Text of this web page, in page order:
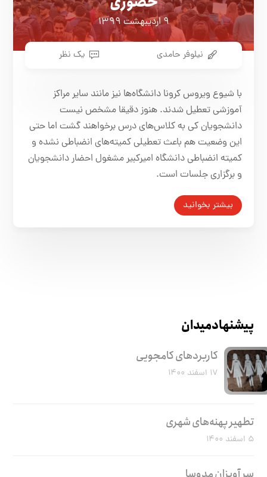
۹ اردیبهشت ۱۳۹۹
نیلوفر حامدی یک نظر
با شیوع ویروس کرونا دانشگاه‌ها نیز مانند سایر مراکز
آموزشی تعطیل شدند. هنوز دقیقا مشخص نیست
دانشجویان کی به کلاس‌های درس برخواهند گشت اما حتی
این وضعیت هم باعث تعطیلی کمیته‌های انضباطی نشده و
کمیته انضباطی دانشگاه امیرکبیر مشغول احضار دانشجویان
و برگزاری جلسات است.
بیشتر بخوانید
پیشنهاد میدان
کاربرد‌های کامجویی
۱۷ اسفند ۱۴۰۰
تطهیر پهنه‌های شهری
۵ اسفند ۱۴۰۰